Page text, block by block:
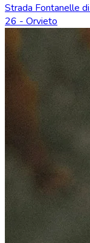
Strada Fontanelle
26 - Orvieto